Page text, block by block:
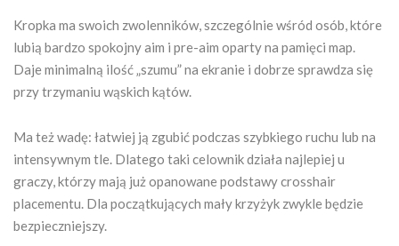
Kropka ma swoich zwolenników, szczególnie wśród osób, które
lubią bardzo spokojny aim i pre-aim oparty na pamięci map.
Daje minimalną ilość „szumu” na ekranie i dobrze sprawdza się
przy trzymaniu wąskich kątów.
Ma też wadę: łatwiej ją zgubić podczas szybkiego ruchu lub na
intensywnym tle. Dlatego taki celownik działa najlepiej u
graczy, którzy mają już opanowane podstawy crosshair
placementu. Dla początkujących mały krzyżyk zwykle będzie
bezpieczniejszy.